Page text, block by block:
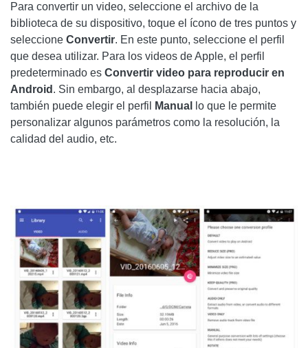
Para convertir un video, seleccione el archivo de la
biblioteca de su dispositivo, toque el ícono de tres puntos y
seleccione Convertir. En este punto, seleccione el perfil
que desea utilizar. Para los videos de Apple, el perfil
predeterminado es Convertir video para reproducir en
Android . Sin embargo, al desplazarse hacia abajo,
también puede elegir el perfil
Manual
lo que le permite
personalizar algunos parámetros como la resolución, la
calidad del audio, etc.